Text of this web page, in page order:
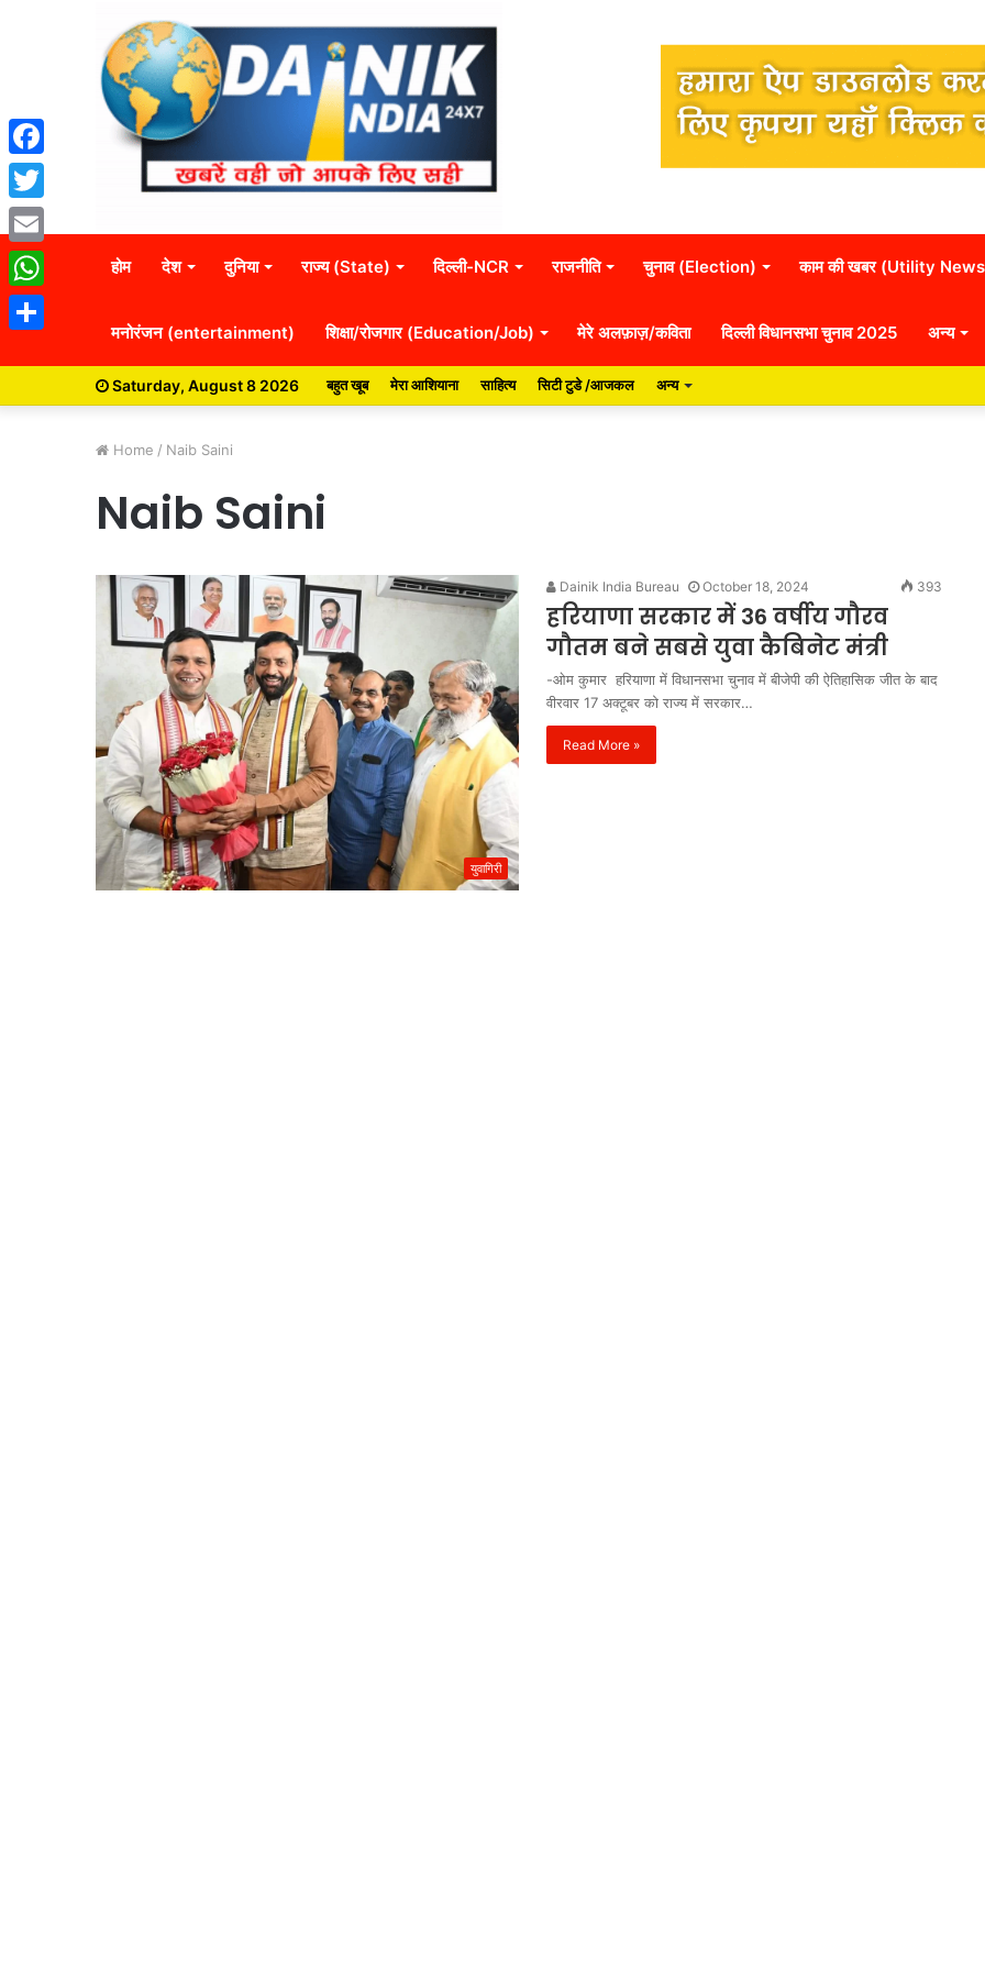
होम देश दुनिया राज्य (State) दिल्ली-NCR राजनीति चुनाव (Election) काम की खबर (Utility
मनोरंजन (entertainment) शिक्षा/रोजगार (Education/Job) मेरे अलफ़ाज़/कविता दिल्ली विधानसभा चुनाव 2025 अन्य
Saturday, August 8 2026 बहुत खूब मेरा आशियाना साहित्य सिटी टुडे /आजकल अन्य
Home / Naib Saini
Naib Saini
युवागिरी
Dainik India Bureau October 18, 2024 393
हरियाणा सरकार में 36 वर्षीय गौरव
गौतम बने सबसे युवा कैबिनेट मंत्री
-ओम कुमार हरियाणा में विधानसभा चुनाव में बीजेपी की ऐतिहासिक जीत के बाद
वीरवार 17 अक्टूबर को राज्य में सरकार…
Read More »
Facebook
Twitter
Email
WhatsApp